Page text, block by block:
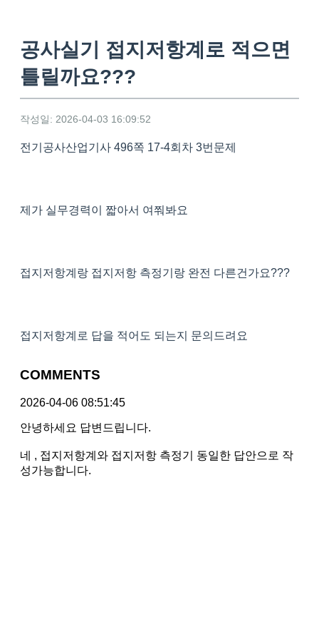
공사실기 접지저항계로 적으면
틀릴까요???
작성일: 2026-04-03 16:09:52
전기공사산업기사 496쪽 17-4회차 3번문제
제가 실무경력이 짧아서 여쭤봐요
접지저항계랑 접지저항 측정기랑 완전 다른건가요???
접지저항계로 답을 적어도 되는지 문의드려요
COMMENTS
2026-04-06 08:51:45
안녕하세요 답변드립니다.
네 , 접지저항계와 접지저항 측정기 동일한 답안으로 작
성가능합니다.